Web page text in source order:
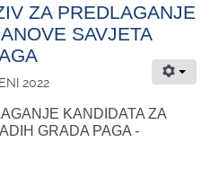
ZA PREDLAGANJE
SAVJETA
2022
KANDIDATA ZA
GRADA PAGA -